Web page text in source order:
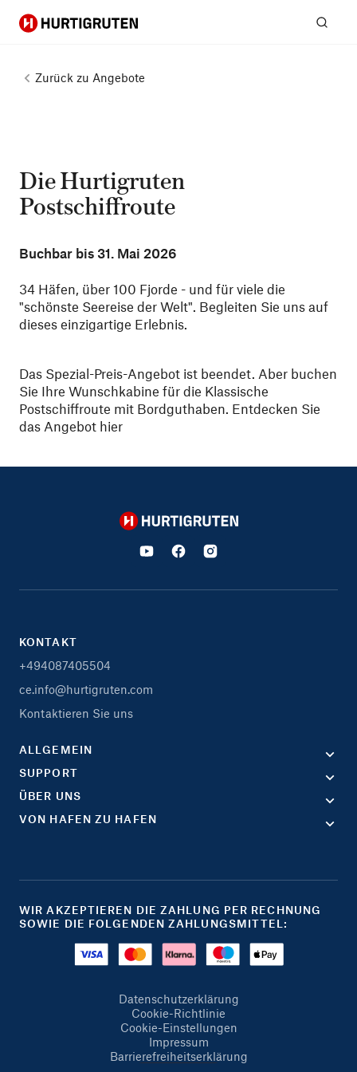
Hurtigruten
Zurück zu Angebote
Die Hurtigruten
Postschiffroute
Buchbar bis 31. Mai 2026
34 Häfen, über 100 Fjorde - und für viele die
"schönste Seereise der Welt". Begleiten Sie uns auf
dieses einzigartige Erlebnis.
Das Spezial-Preis-Angebot ist beendet. Aber buchen
Sie Ihre Wunschkabine für die Klassische
Postschiffroute mit Bordguthaben. Entdecken Sie
das Angebot hier
Hurtigruten
KONTAKT
+494087405504
ce.info@hurtigruten.com
Kontaktieren Sie uns
ALLGEMEIN
SUPPORT
ÜBER UNS
VON HAFEN ZU HAFEN
WIR AKZEPTIEREN DIE ZAHLUNG PER RECHNUNG
SOWIE DIE FOLGENDEN ZAHLUNGSMITTEL:
Datenschutzerklärung
Cookie-Richtlinie
Cookie-Einstellungen
Impressum
Barrierefreiheitserklärung